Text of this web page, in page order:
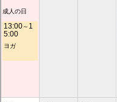
成人の日
13:00～ 1
5:00
ヨガ